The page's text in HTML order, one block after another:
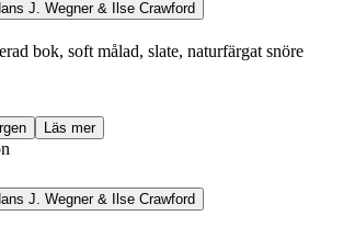
J. Wegner & Ilse Crawford
bok, soft målad, slate, naturfärgat snöre
Läs mer
J. Wegner & Ilse Crawford